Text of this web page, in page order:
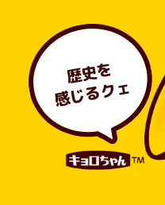
歴史を
感じるクェ